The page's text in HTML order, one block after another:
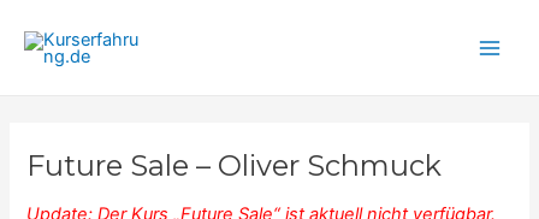
Inhalt
springen
Future Sale – Oliver Schmuck
Update: Der Kurs „Future Sale“ ist aktuell nicht verfügbar.